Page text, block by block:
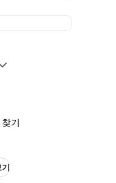
기
기